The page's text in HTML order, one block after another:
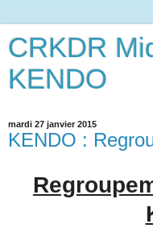
CRKDR
KENDO
mardi 27 janvier 2015
KENDO :